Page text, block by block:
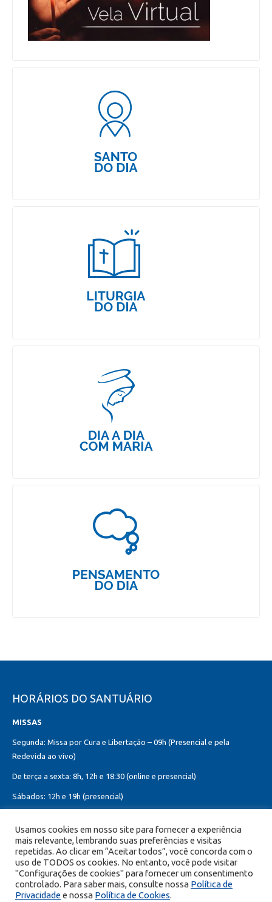
HORÁRIOS DO SANTUÁRIO
MISSAS
Segunda: Missa por Cura e Libertação – 09h (Presencial e pela
Redevida ao vivo)
De terça a sexta: 8h, 12h e 18:30 (online e presencial)
Sábados: 12h e 19h (presencial)
12h, 18h30 (presencial)
Missa do Sagrado Coração de Jesus:
Toda primeira sexta-feira do mês – 8h, 12h e 19h (online e presencial)
Usamos cookies em nosso site para fornecer a experiência
mais relevante, lembrando suas preferências e visitas
repetidas. Ao clicar em “Aceitar todos”, você concorda com o
uso de TODOS os cookies. No entanto, você pode visitar
"Configurações de cookies" para fornecer um consentimento
controlado. Para saber mais, consulte nossa Política de
Privacidade e nossa Política de Cookies.